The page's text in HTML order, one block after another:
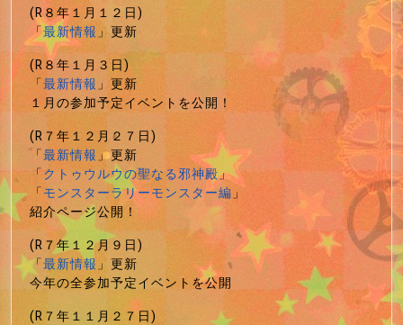
(R８年１月１２日)
「最新情報」更新
(R８年１月３日)
「最新情報」更新
１月の参加予定イベントを公開！
(R７年１２月２７日)
「最新情報」更新
「クトゥウルウの聖なる邪神殿」
「モンスターラリーモンスター編」
紹介ページ公開！
(R７年１２月９日)
「最新情報」更新
今年の全参加予定イベントを公開
(R７年１１月２７日)